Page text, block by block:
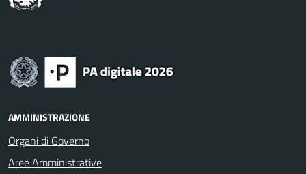
AMMINISTRAZIONE
Organi di Governo
Aree Amministrative